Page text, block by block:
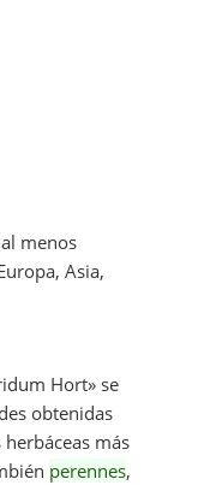
menos
Asia,
Hort» se
obtenidas
más
perennes,